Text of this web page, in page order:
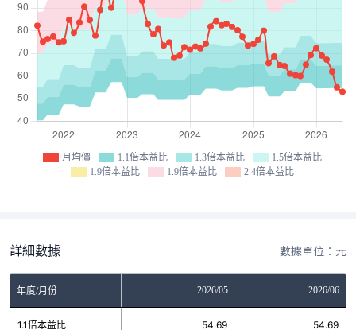
月均價 1.1倍本益比 1.3倍本益比
1.5倍本益比
1.9倍本益比
1.9倍本益比 2.4倍本益比
詳細數據 數據單位：元
年度/月份 2026/05 2026/06
1.1倍本益比 54.69 54.69